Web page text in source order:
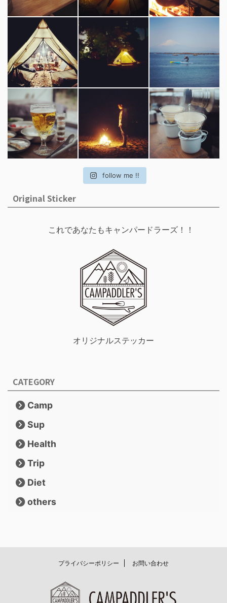
follow me !!
Original Sticker
これであなたもキャンパードラーズ！！
オリジナルステッカー
CATEGORY
Camp
Sup
Health
Trip
Diet
others
プライバシーポリシー お問い合わせ